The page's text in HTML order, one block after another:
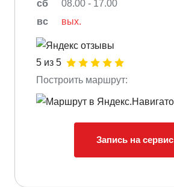
сб
08.00 - 17.00
вс
вых.
5 из 5
Построить маршрут:
Запись на сервис